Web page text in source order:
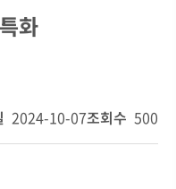
화
2024-10-07조회수 500